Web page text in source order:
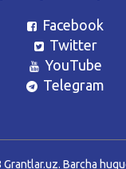
Facebook
Twitter
YouTube
Telegram
Barcha